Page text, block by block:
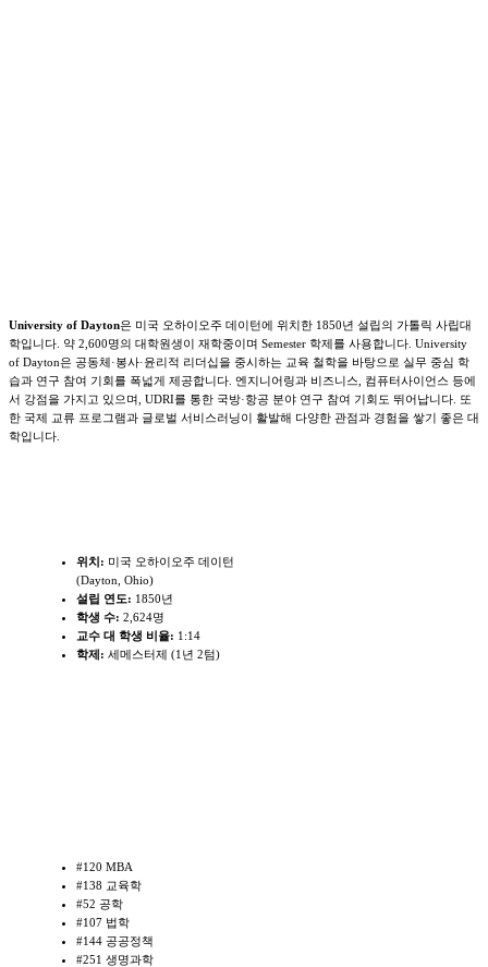
University of Dayton은 미국 오하이오주 데이턴에 위치한 1850년 설립의 가톨릭 사립대
학입니다. 약 2,600명의 대학원생이 재학중이며 Semester 학제를 사용합니다. University
of Dayton은 공동체·봉사·윤리적 리더십을 중시하는 교육 철학을 바탕으로 실무 중심 학
습과 연구 참여 기회를 폭넓게 제공합니다. 엔지니어링과 비즈니스, 컴퓨터사이언스 등에
서 강점을 가지고 있으며, UDRI를 통한 국방·항공 분야 연구 참여 기회도 뛰어납니다. 또
한 국제 교류 프로그램과 글로벌 서비스러닝이 활발해 다양한 관점과 경험을 쌓기 좋은 대
학입니다.
위치: 미국 오하이오주 데이턴
(Dayton, Ohio)
설립 연도: 1850년
학생 수: 2,624명
교수 대 학생 비율: 1:14
학제:세메스터제 (1년 2텀)
#120 MBA
#138 교육학
#52 공학
#107 법학
#144 공공정책
#251 생명과학